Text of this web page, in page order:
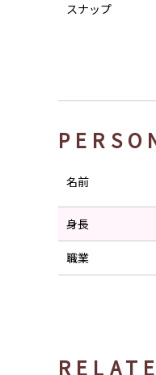
スナップ
名前
身長
職業